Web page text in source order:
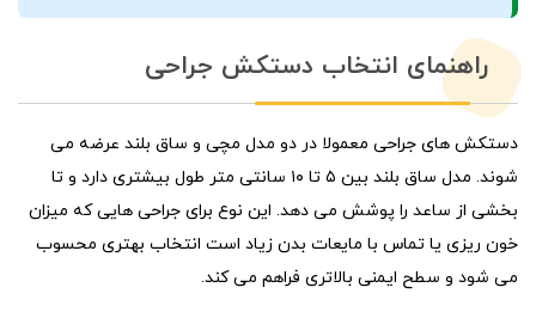
راهنمای انتخاب دستکش جراحی
دستکش های جراحی معمولا در دو مدل مچی و ساق بلند عرضه می
شوند. مدل ساق بلند بین ۵ تا ۱۰ سانتی متر طول بیشتری دارد و تا
بخشی از ساعد را پوشش می دهد. این نوع برای جراحی هایی که میزان
خون ریزی یا تماس با مایعات بدن زیاد است انتخاب بهتری محسوب
می شود و سطح ایمنی بالاتری فراهم می کند.